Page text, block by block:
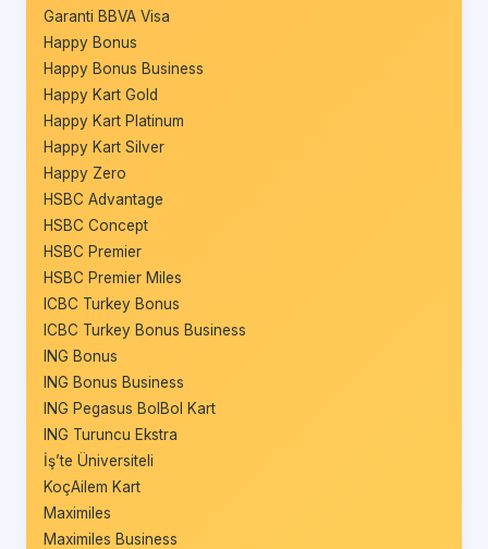
Garanti BBVA Visa
Happy Bonus
Happy Bonus Business
Happy Kart Gold
Happy Kart Platinum
Happy Kart Silver
Happy Zero
HSBC Advantage
HSBC Concept
HSBC Premier
HSBC Premier Miles
ICBC Turkey Bonus
ICBC Turkey Bonus Business
ING Bonus
ING Bonus Business
ING Pegasus BolBol Kart
ING Turuncu Ekstra
İş’te Üniversiteli
KoçAilem Kart
Maximiles
Maximiles Business